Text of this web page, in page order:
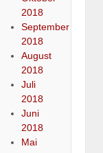
2018
September
2018
August
2018
Juli
2018
Juni
2018
Mai